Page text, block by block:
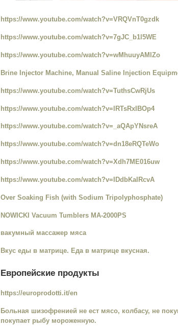
https://www.youtube.com/watch?v=VRQVnT0gzdk
https://www.youtube.com/watch?v=7gJC_b1l5WE
https://www.youtube.com/watch?v=wMhuuyAMlZo
Brine Injector Machine, Manual Saline Injection
https://www.youtube.com/watch?v=TuthsCwRjUs
https://www.youtube.com/watch?v=lRTsRxIBOp4
https://www.youtube.com/watch?v=_aQApYNsreA
https://www.youtube.com/watch?v=dn18eRQTeWo
https://www.youtube.com/watch?v=Xdh7ME016uw
https://www.youtube.com/watch?v=IDdbKaIRcvA
Over Soaking Fish (with Sodium Tripolyphosphate)
NOWICKI Vacuum Tumblers MA-2000PS
вакумный массажер мяса
Вкус еды в матрице. Еда в матрице вкусная.
Европейские продукты
https://europrodotti.it/en
Больная шизофренией не ест мясо, колбасу, не
покупает рыбу мороженную.